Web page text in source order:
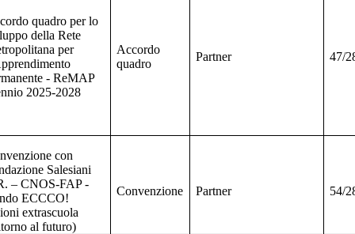
quadro per lo
della Rete
per
- ReMAP
2025-2028
Accordo
quadro
Partner 47/
con
Salesiani
– CNOS-FAP -
ECCCO!
extrascuola
al futuro)
Convenzione Partner 54/